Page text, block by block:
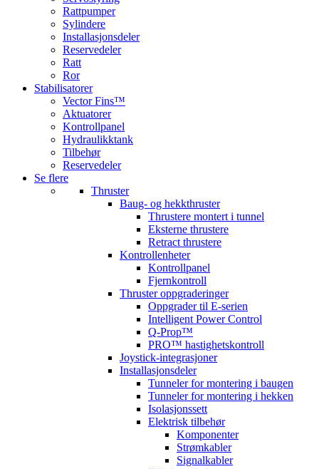
Rattpumper
Sylindere
Installasjonsdeler
Reservedeler
Ratt
Ror
Stabilisatorer
Vector Fins™
Aktuatorer
Kontrollpanel
Hydraulikktank
Tilbehør
Reservedeler
Se flere
Thruster
Baug- og hekkthruster
Thrustere montert i tunnel
Eksterne thrustere
Retract thrustere
Kontrollenheter
Kontrollpanel
Fjernkontroll
Thruster oppgraderinger
Oppgrader til E-serien
Intelligent Power Control
Q-Prop™
PRO™ hastighetskontroll
Joystick-integrasjoner
Installasjonsdeler
Tunneler for montering i baugen
Tunneler for montering i hekken
Isolasjonssett
Elektrisk tilbehør
Komponenter
Strømkabler
Signalkabler